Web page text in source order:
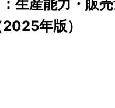
生産能力・販
年版）